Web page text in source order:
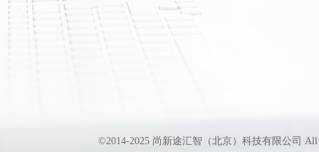
©2014-2025 尚新途汇智（北京）科技有限公司